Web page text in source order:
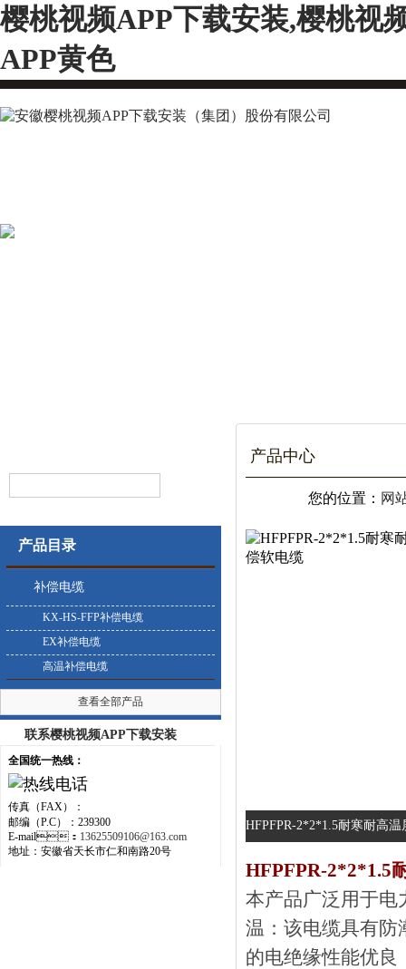
樱桃视频APP下载安装,樱桃视
APP黄色
产品目录
补偿电缆
KX-HS-FFP补偿电缆
EX补偿电缆
高温补偿电缆
查看全部产品
联系樱桃视频APP下载安装
全国统一热线：
传真（FAX）：
邮编（P.C）：239300
E-mail： 13625509106@163.com
地址：安徽省天长市仁和南路20号
产品中心
您的位置： 网
HFPFPR-2*2*1.5耐寒耐高温
HFPFPR-2*2*1.5
本产品广泛用于电力
温：该电缆具有防潮
的电绝缘性能优良